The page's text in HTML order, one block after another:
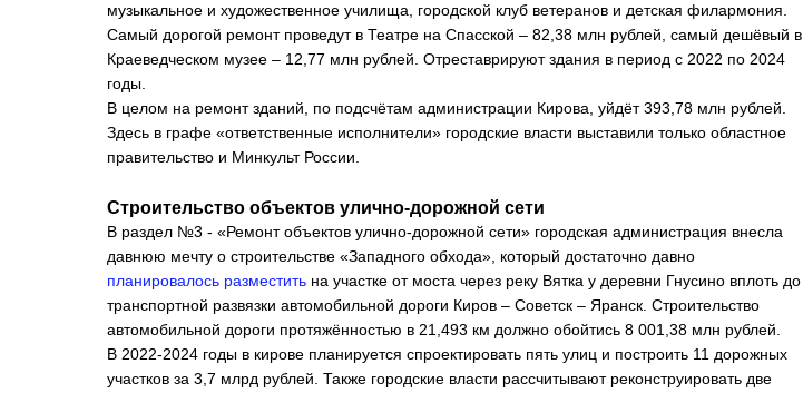
музыкальное и художественное училища, городской клуб ветеранов и детская филармония.
Самый дорогой ремонт проведут в Театре на Спасской – 82,38 млн рублей, самый дешёвый в
Краеведческом музее – 12,77 млн рублей. Отреставрируют здания в период с 2022 по 2024
годы.
В целом на ремонт зданий, по подсчётам администрации Кирова, уйдёт 393,78 млн рублей.
Здесь в графе «ответственные исполнители» городские власти выставили только областное
правительство и Минкульт России.
Строительство объектов улично-дорожной сети
В раздел №3 - «Ремонт объектов улично-дорожной сети» городская администрация внесла
давнюю мечту о строительстве «Западного обхода», который достаточно давно
планировалось разместить на участке от моста через реку Вятка у деревни Гнусино вплоть до
транспортной развязки автомобильной дороги Киров – Советск – Яранск. Строительство
автомобильной дороги протяжённостью в 21,493 км должно обойтись 8 001,38 млн рублей.
В 2022-2024 годы в кирове планируется спроектировать пять улиц и построить 11 дорожных
участков за 3,7 млрд рублей. Также городские власти рассчитывают реконструировать две